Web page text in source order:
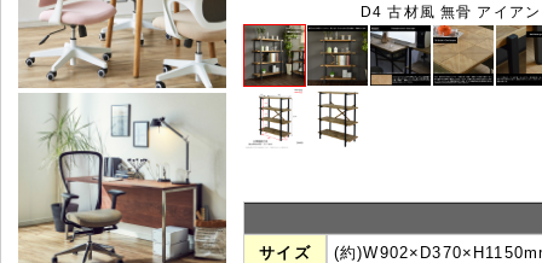
D4 古材風 無骨 アイアン
サイズ (約